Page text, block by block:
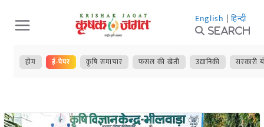
Skip
to
content
English | हिन्दी
Search
होम ई-पेपर कृषि समाचार फसल की खेती उद्यानिकी सरकारी